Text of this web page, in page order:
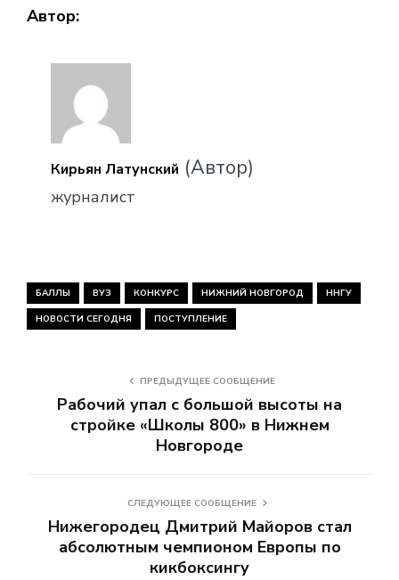
Автор:
Кирьян Латунский (Автор)
журналист
БАЛЛЫ ВУЗ КОНКУРС НИЖНИЙ НОВГОРОД ННГУ
НОВОСТИ СЕГОДНЯ ПОСТУПЛЕНИЕ
ПРЕДЫДУЩЕЕ СООБЩЕНИЕ
Рабочий упал с большой высоты на
стройке «Школы 800» в Нижнем
Новгороде
СЛЕДУЮЩЕЕ СООБЩЕНИЕ
Нижегородец Дмитрий Майоров стал
абсолютным чемпионом Европы по
кикбоксингу